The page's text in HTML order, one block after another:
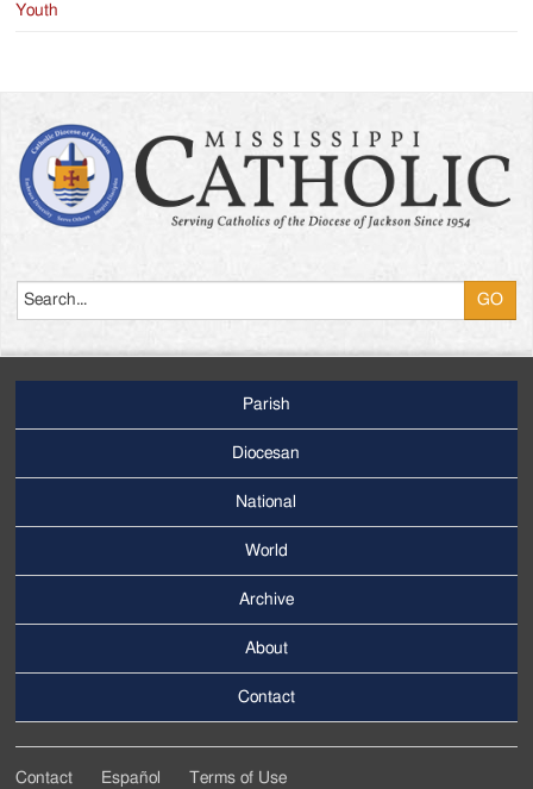
Youth
Menu
Parish
Diocesan
National
World
Menu
Archive
About
Contact
Contact Español Terms of Use